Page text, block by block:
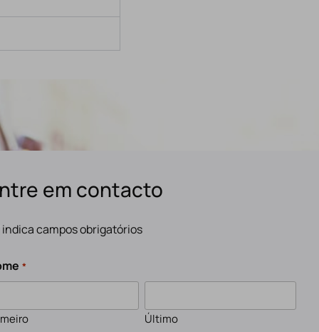
em contacto
indica campos obrigatórios
*
Último